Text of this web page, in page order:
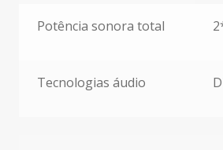
Potência sonora total
Tecnologias áudio